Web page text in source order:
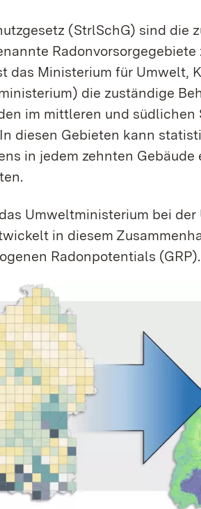
(StrlSchG) sind die
das Ministerium für Umwelt,
die zuständige
im mittleren und
diesen Gebieten kann
in jedem zehnten
Umweltministerium bei
in diesem
Radonpotentials (GRP).